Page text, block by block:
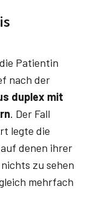
Patientin
nach der
duplex mit
. Der Fall
legte die
denen ihrer
zu sehen
mehrfach